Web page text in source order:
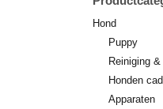
Hond
Puppy
Reiniging
Honden
Apparaten